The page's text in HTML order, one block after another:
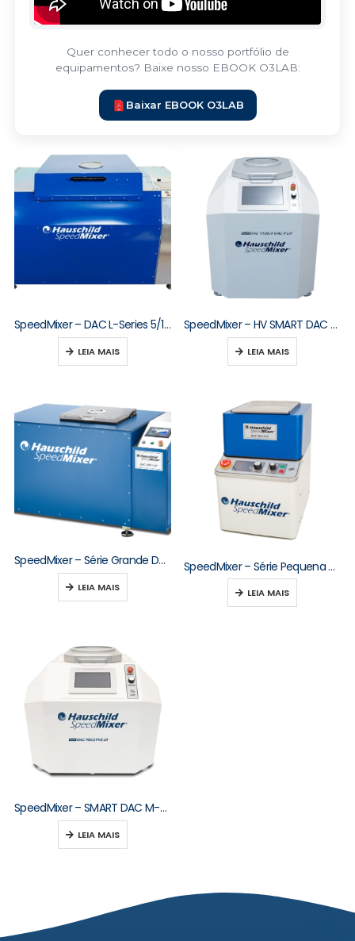
Quer conhecer todo o nosso portfólio de
equipamentos? Baixe nosso EBOOK O3LAB:
Baixar EBOOK O3LAB
SpeedMixer – DAC L-Series 5/10/15/20/30 kg
LEIA MAIS
SpeedMixer – HV SMART DAC M-Series
LEIA MAIS
SpeedMixer – Série Grande DAC 3000–10000
LEIA MAIS
SpeedMixer – Série Pequena DAC 150–250
LEIA MAIS
SpeedMixer – SMART DAC M-Series 250–2000 g
LEIA MAIS